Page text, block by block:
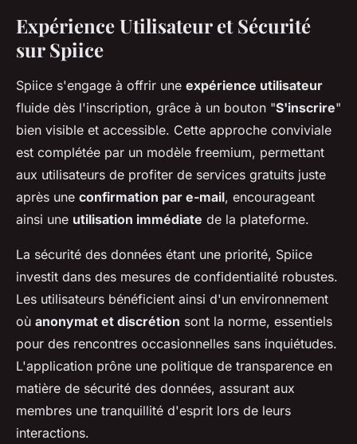
Expérience Utilisateur et Sécurité
sur Spiice
Spiice s'engage à offrir une expérience utilisateur
fluide dès l'inscription, grâce à un bouton "S'inscrire"
bien visible et accessible. Cette approche conviviale
est complétée par un modèle freemium, permettant
aux utilisateurs de profiter de services gratuits juste
après une confirmation par e-mail, encourageant
ainsi une utilisation immédiate de la plateforme.
La sécurité des données étant une priorité, Spiice
investit dans des mesures de confidentialité robustes.
Les utilisateurs bénéficient ainsi d'un environnement
où anonymat et discrétion sont la norme, essentiels
pour des rencontres occasionnelles sans inquiétudes.
L'application prône une politique de transparence en
matière de sécurité des données, assurant aux
membres une tranquillité d'esprit lors de leurs
interactions.